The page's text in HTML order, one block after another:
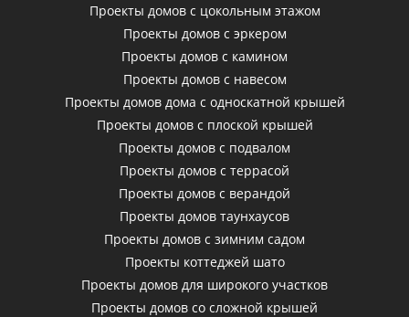
Проекты домов с цокольным этажом
Проекты домов с эркером
Проекты домов с камином
Проекты домов с навесом
Проекты домов дома с односкатной крышей
Проекты домов с плоской крышей
Проекты домов с подвалом
Проекты домов с террасой
Проекты домов с верандой
Проекты домов таунхаусов
Проекты домов с зимним садом
Проекты коттеджей шато
Проекты домов для широкого участков
Проекты домов со сложной крышей